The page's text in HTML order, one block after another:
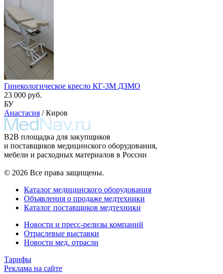
Гинекологическое кресло КГ-3М ДЗМО
23 000 руб.
БУ
Анастасия / Киров
B2B площадка для закупщиков
и поставщиков медицинского оборудования,
мебели и расходных материалов в России
© 2026 Все права защищены.
Каталог медицинского оборудования
Объявления о продаже медтехники
Каталог поставщиков медтехники
Новости и пресс-релизы компаний
Отраслевые выставки
Новости мед. отрасли
Тарифы
Реклама на сайте